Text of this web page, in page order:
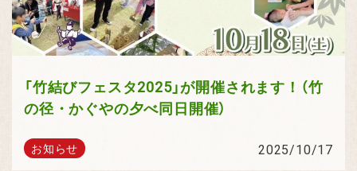
「竹結びフェスタ2025」が開催されます！（竹
の径・かぐやの夕べ同日開催）
お知らせ 2025/10/17